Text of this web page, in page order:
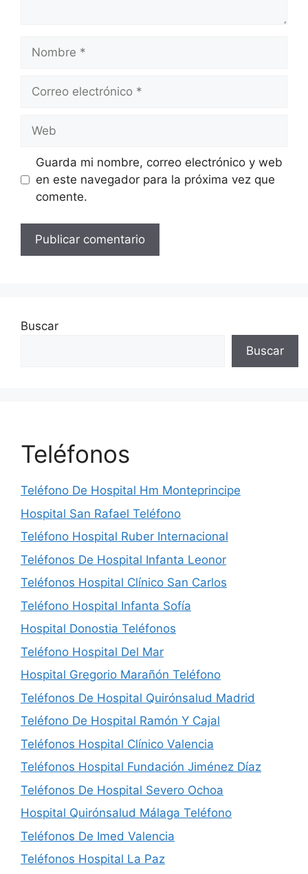
Nombre
Correo
Web
Guarda mi nombre, correo electrónico y web
en este navegador para la próxima vez que
comente.
Buscar
Buscar
Teléfonos
Teléfono De Hospital Hm Monteprincipe
Hospital San Rafael Teléfono
Teléfono Hospital Ruber Internacional
Teléfonos De Hospital Infanta Leonor
Teléfonos Hospital Clínico San Carlos
Teléfono Hospital Infanta Sofía
Hospital Donostia Teléfonos
Teléfono Hospital Del Mar
Hospital Gregorio Marañón Teléfono
Teléfonos De Hospital Quirónsalud Madrid
Teléfono De Hospital Ramón Y Cajal
Teléfonos Hospital Clínico Valencia
Teléfonos Hospital Fundación Jiménez Díaz
Teléfonos De Hospital Severo Ochoa
Hospital Quirónsalud Málaga Teléfono
Teléfonos De Imed Valencia
Teléfonos Hospital La Paz